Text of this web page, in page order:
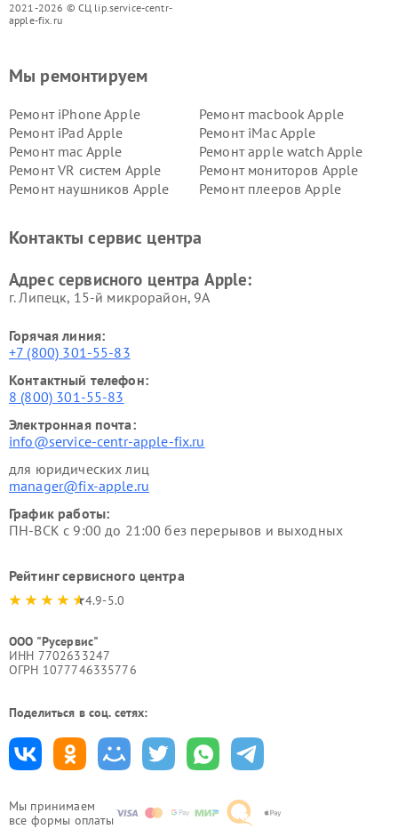
2021-2026 © СЦ lip.service-centr-
apple-fix.ru
Мы принимаем
все формы оплаты
Мы ремонтируем
Ремонт iPhone Apple
Ремонт macbook Apple
Ремонт iPad Apple
Ремонт iMac Apple
Ремонт mac Apple
Ремонт apple watch Apple
Ремонт VR систем Apple
Ремонт мониторов Apple
Ремонт наушников Apple
Ремонт плееров Apple
Контакты сервис центра
Адрес сервисного центра Apple:
г. Липецк, 15-й микрорайон, 9А
Горячая линия:
+7 (800) 301-55-83
Контактный телефон:
8 (800) 301-55-83
Электронная почта:
info@service-centr-apple-fix.ru
для юридических лиц
manager@fix-apple.ru
График работы:
ПН-ВСК с 9:00 до 21:00 без перерывов и выходных
Рейтинг сервисного центра
4.9-5.0
ООО "Русервис"
ИНН 7702633247
ОГРН 1077746335776
Поделиться в соц. сетях: